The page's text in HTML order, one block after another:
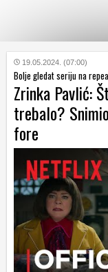
KATEGORIJE
HRVATSKI
WEB
19.05.2024. (07:00)
Bolje gledat seriju na
Zrinka Pavlić:
trebalo?
fore